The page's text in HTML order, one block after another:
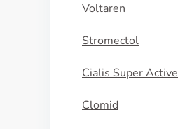
Voltaren
Stromectol
Cialis Super Active
Clomid